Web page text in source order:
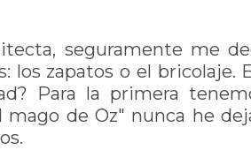
seguramente me
los zapatos o el bricolaje.
Para la primera
mago de Oz" nunca he